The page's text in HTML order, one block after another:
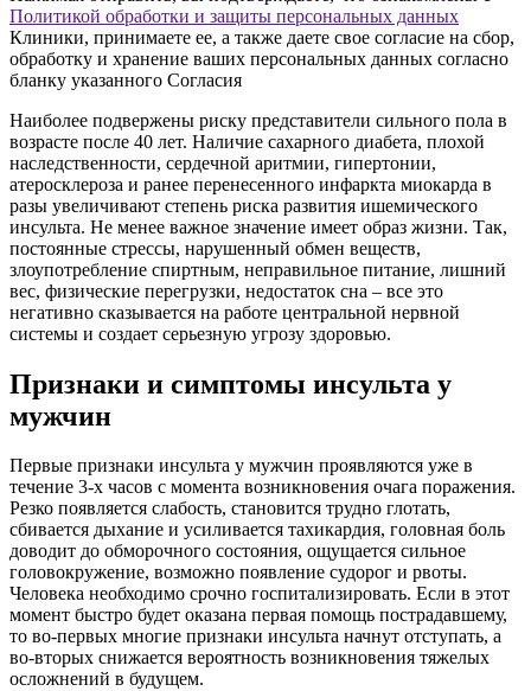
Политикой обработки и защиты персональных данных
Клиники, принимаете ее, а также даете свое согласие на сбор,
обработку и хранение ваших персональных данных согласно
бланку указанного Согласия
Наиболее подвержены риску представители сильного пола в
возрасте после 40 лет. Наличие сахарного диабета, плохой
наследственности, сердечной аритмии, гипертонии,
атеросклероза и ранее перенесенного инфаркта миокарда в
разы увеличивают степень риска развития ишемического
инсульта. Не менее важное значение имеет образ жизни. Так,
постоянные стрессы, нарушенный обмен веществ,
злоупотребление спиртным, неправильное питание, лишний
вес, физические перегрузки, недостаток сна – все это
негативно сказывается на работе центральной нервной
системы и создает серьезную угрозу здоровью.
Признаки и симптомы инсульта у
мужчин
Первые признаки инсульта у мужчин проявляются уже в
течение 3-х часов с момента возникновения очага поражения.
Резко появляется слабость, становится трудно глотать,
сбивается дыхание и усиливается тахикардия, головная боль
доводит до обморочного состояния, ощущается сильное
головокружение, возможно появление судорог и рвоты.
Человека необходимо срочно госпитализировать. Если в этот
момент быстро будет оказана первая помощь пострадавшему,
то во-первых многие признаки инсульта начнут отступать, а
во-вторых снижается вероятность возникновения тяжелых
осложнений в будущем.